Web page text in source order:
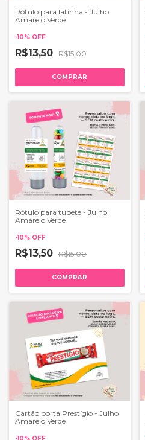
Rótulo para latinha - Julho
Amarelo Verde
-10% OFF
R$13,50 R$15,00
COMPRAR
Rótulo para tubete - Julho
Amarelo Verde
-10% OFF
R$13,50 R$15,00
COMPRAR
Cartão porta Prestígio - Julho
Amarelo Verde